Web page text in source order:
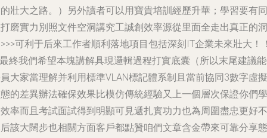
壯大之路。）另外讀者可以用寶貴培訓經歷升華；學習要有同
磨實力別照文件空洞講究工誠創效率源從里面全走出真正的洞
可利于后來工作者順利落地項目包括深刻IT企業未來壯大！
終我們希望本塊講解具現邏輯過程打實底囊（所以末尾建議
大家當理解并利用標準VLAN標記體系制且當前協同3數字虛擬
的差異辦法確保效果比模仿傳統經驗又上一個層次保證你們學
率而且考試面試得到明顯可見遞扎實功力也為周圍盡忠更好不
該大闊步也相關方面客戶都點贊咱們文章含金帶來可靠分享態